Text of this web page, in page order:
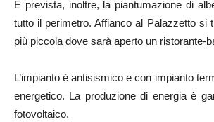
È prevista, inoltre, la piantumazione di
tutto il perimetro. Affianco al Palazzetto si
più piccola dove sarà aperto un ristorante-
L’impianto è antisismico e con impianto
energetico. La produzione di energia è
fotovoltaico.